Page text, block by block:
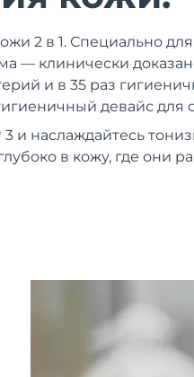
2 в 1. Специально
— клинически
и в 35 раз
девайс для
3 и наслаждайтесь
в кожу, где они